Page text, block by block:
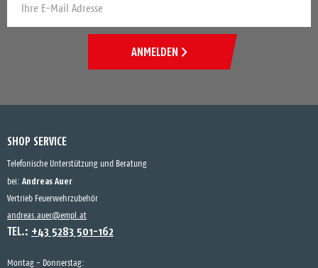
ANMELDEN
SHOP SERVICE
Telefonische Unterstützung und Beratung
bei: Andreas Auer
Vertrieb Feuerwehrzubehör
andreas.auer@empl.at
TEL.: +43 5283 501-162
Montag - Donnerstag: